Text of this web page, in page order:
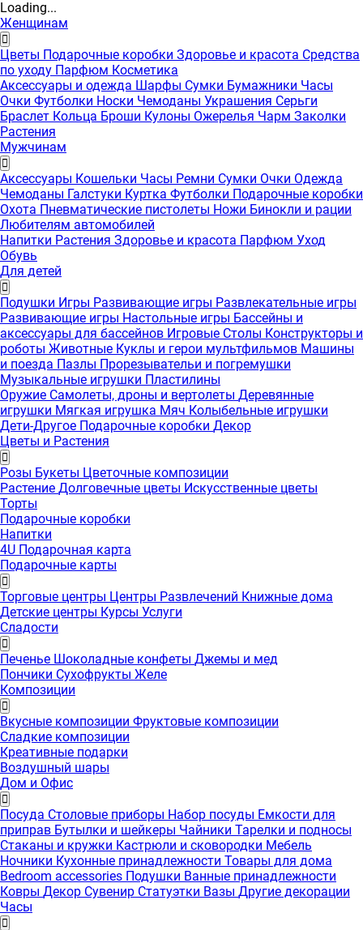
Loading...
Женщинам
Цветы Подарочные коробки Здоровье и красота Средства
по уходу Парфюм Косметика
Аксессуары и одежда Шарфы Сумки Бумажники Часы
Очки Футболки Носки Чемоданы Украшения Серьги
Браслет Кольца Броши Кулоны Ожерелья Чарм Заколки
Растения
Мужчинам
Аксессуары Кошельки Часы Ремни Сумки Очки Одежда
Чемоданы Галстуки Куртка Футболки Подарочные коробки
Охота Пневматические пистолеты Ножи Бинокли и рации
Любителям автомобилей
Напитки Растения Здоровье и красота Парфюм Уход
Обувь
Для детей
Подушки Игры Развивающие игры Развлекательные игры
Развивающие игры Настольные игры Бассейны и
аксессуары для бассейнов Игровые Столы Конструкторы и
роботы Животные Куклы и герои мультфильмов Машины
и поезда Пазлы Прорезывательи и погремушки
Музыкальные игрушки Пластилины
Оружие Самолеты, дроны и вертолеты Деревянные
игрушки Мягкая игрушка Мяч Колыбельные игрушки
Дети-Другое Подарочные коробки Декор
Цветы и Растения
Розы Букеты Цветочные композиции
Растение Долговечные цветы Искусственные цветы
Торты
Подарочные коробки
Напитки
4U Подарочная карта
Подарочные карты
Торговые центры Центры Развлечений Книжные дома
Детские центры Курсы Услуги
Сладости
Печенье Шоколадные конфеты Джемы и мед
Пончики Сухофрукты Желе
Композиции
Вкусные композиции Фруктовые композиции
Сладкие композиции
Креативные подарки
Воздушный шары
Дом и Офис
Посуда Столовые приборы Набор посуды Емкости для
приправ Бутылки и шейкеры Чайники Тарелки и подносы
Стаканы и кружки Кастрюли и сковородки Мебель
Ночники Кухонные принадлежности Товары для дома
Bedroom accessories Подушки Ванные принадлежности
Ковры Декор Сувенир Статуэтки Вазы Другие декорации
Часы